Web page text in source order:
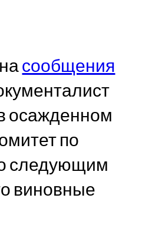
сообщения
осажденном
по
следующим
виновные